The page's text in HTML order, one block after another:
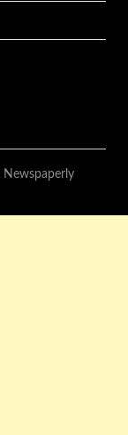
Newspaperly